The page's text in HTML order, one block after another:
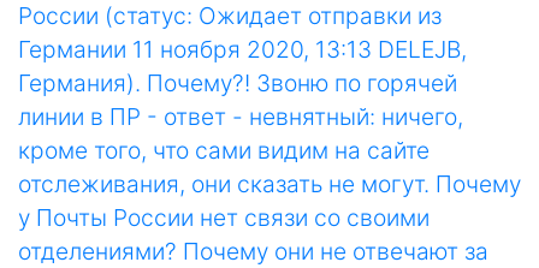
России (статус: Ожидает отправки из
Германии 11 ноября 2020, 13:13 DELEJB,
Германия). Почему?! Звоню по горячей
линии в ПР - ответ - невнятный: ничего,
кроме того, что сами видим на сайте
отслеживания, они сказать не могут. Почему
у Почты России нет связи со своими
отделениями? Почему они не отвечают за